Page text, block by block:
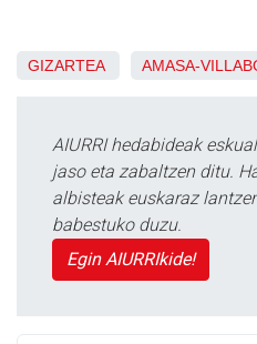
GIZARTEA AMASA-
AIURRI hedabideak
jaso eta zabaltzen ditu.
albisteak euskaraz
babestuko duzu.
Egin AIURRIkide!